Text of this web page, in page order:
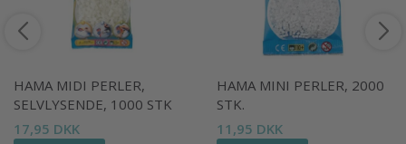
HAMA MIDI PERLER,
SELVLYSENDE, 1000 STK
17,95 DKK
HAMA MINI PERLER, 2000
STK.
11,95 DKK